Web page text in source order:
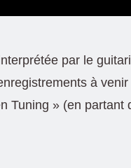
par le
à
Tuning » (en partant